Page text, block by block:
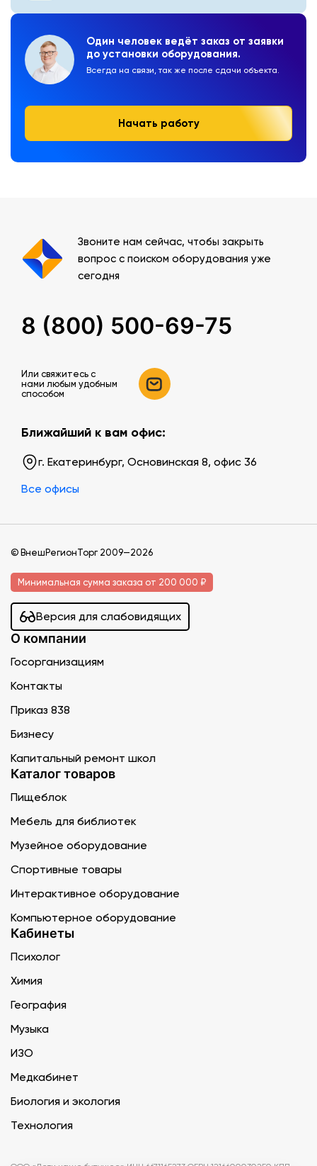
Один человек ведёт заказ от заявки
до установки оборудования.
Всегда на связи, так же после сдачи объекта.
Начать работу
Звоните нам сейчас, чтобы закрыть
вопрос с поиском оборудования уже
сегодня
8 (800) 500-69-75
Или свяжитесь c
нами любым удобным
способом
Ближайший к вам офис:
г. Екатеринбург, Основинская 8, офис 36
Все офисы
© ВнешРегионТорг 2009—2026
Минимальная сумма заказа от 200 000 ₽
Версия для слабовидящих
О компании
Госорганизациям
Контакты
Приказ 838
Бизнесу
Капитальный ремонт школ
Каталог товаров
Пищеблок
Мебель для библиотек
Музейное оборудование
Спортивные товары
Интерактивное оборудование
Компьютерное оборудование
Кабинеты
Психолог
Химия
География
Музыка
ИЗО
Медкабинет
Биология и экология
Технология